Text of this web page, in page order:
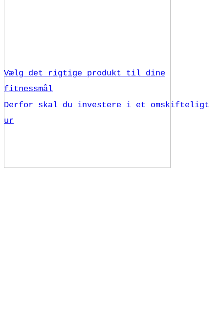
Vælg det rigtige produkt til dine
fitnessmål
Derfor skal du investere i et omskifteligt
ur